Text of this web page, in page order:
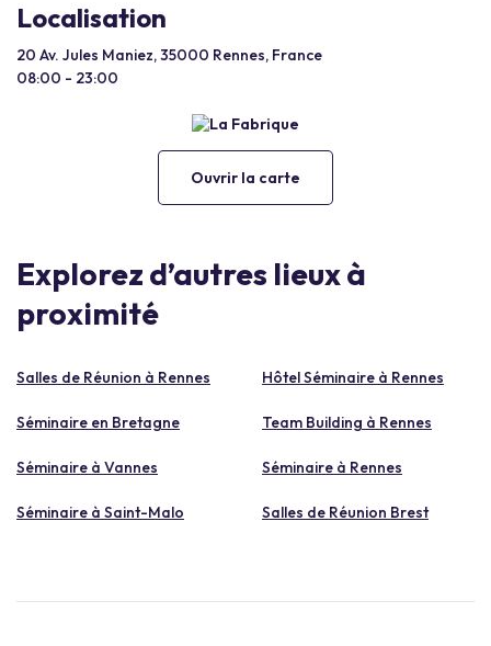
Localisation
20 Av. Jules Maniez, 35000 Rennes, France
08:00 - 23:00
Ouvrir la carte
Explorez d’autres lieux à
proximité
Salles de Réunion à Rennes Hôtel Séminaire à Rennes
Séminaire en Bretagne Team Building à Rennes
Séminaire à Vannes Séminaire à Rennes
Séminaire à Saint-Malo Salles de Réunion Brest